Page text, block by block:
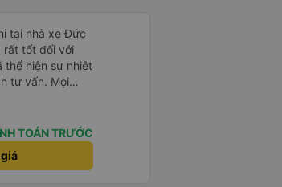
tại nhà xe Đức
rất tốt đối với
thể hiện sự nhiệt
tư vấn. Mọi
giúp
trình đặt vé, từ
giờ xe chạy.
TOÁN TRƯỚC